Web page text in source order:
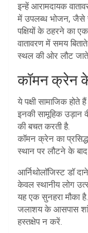
इन्हें आरामदायक
में उपलब्ध भोजन, जैसे
पक्षियों के ठहरने का
वातावरण में समय
स्थल की ओर लौट
कॉमन क्रेन के
ये पक्षी सामाजिक
इनकी सामूहिक उड़ान
की बचत करती है.
कॉमन क्रेन का
स्थान पर लौटने के
आर्निथोलॉजिस्ट डॉ
केवल स्थानीय लोग
यह एक सुनहरा मौका
जलाशय के आसपास
हस्तक्षेप न करें.